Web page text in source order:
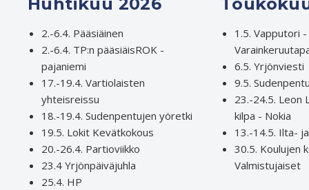
Huhtikuu 2026
2.-6.4. Pääsiäinen
2.-6.4. TP:n pääsiäisROK -
pajaniemi
17.-19.4. Vartiolaisten
yhteisreissu
18.-19.4. Sudenpentujen yöretki
19.5. Lokit Kevätkokous
20.-26.4. Partioviikko
23.4 Yrjönpäiväjuhla
25.4. HP
1.5. Vapputori
6.5. Yrjönviesti
9.5.
23.-24.5. Leon
kilpa - Nokia
13.-14.5. Ilta-
30.5. Koulujen
Valmistujaiset